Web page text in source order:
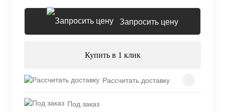
Запросить цену
Купить в 1 клик
Рассчитать доставку
Под заказ